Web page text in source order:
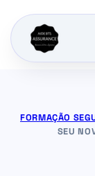
FORMAÇÃO
SEU